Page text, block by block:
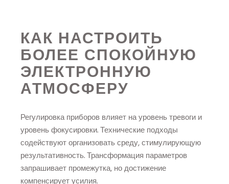
КАК НАСТРОИТЬ
БОЛЕЕ СПОКОЙНУЮ
ЭЛЕКТРОННУЮ
АТМОСФЕРУ
Регулировка приборов влияет на уровень тревоги и
уровень фокусировки. Технические подходы
содействуют организовать среду, стимулирующую
результативность. Трансформация параметров
запрашивает промежутка, но достижение
компенсирует усилия.